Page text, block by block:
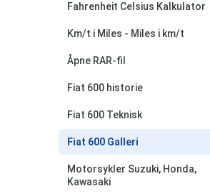
Fahrenheit Celsius Kalkulator
Km/t i Miles - Miles i km/t
Åpne RAR-fil
Fiat 600 historie
Fiat 600 Teknisk
Fiat 600 Galleri
Motorsykler Suzuki, Honda,
Kawasaki